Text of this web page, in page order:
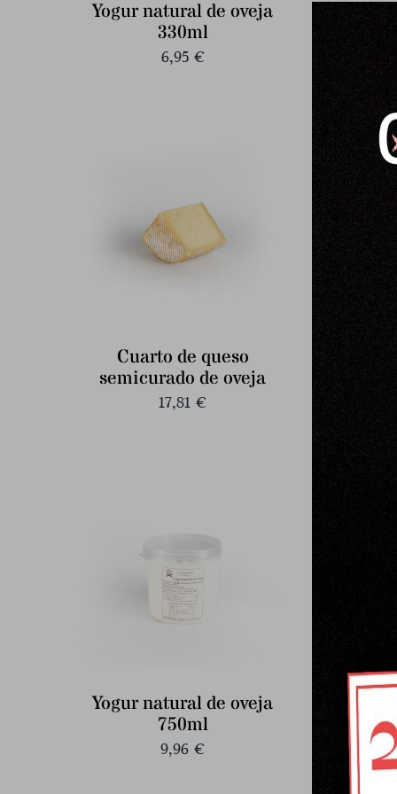
Yogur natural de oveja
330ml
6,95 €
Cuarto de queso
semicurado de oveja
17,81€
Yogur natural de oveja
750ml
9,96€